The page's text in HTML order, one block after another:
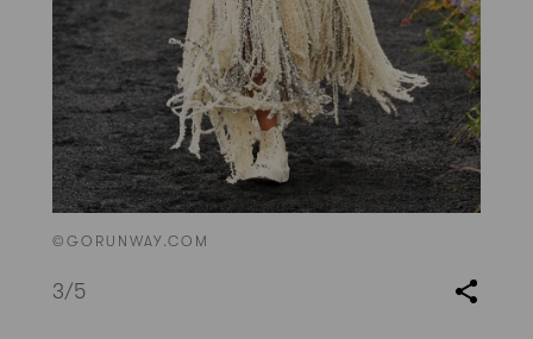
©GORUNWAY.COM
3/5